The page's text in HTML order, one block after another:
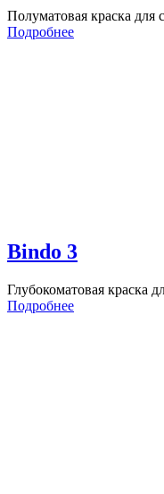
Полуматовая краска для
Подробнее
Bindo 3
Глубокоматовая краска
Подробнее